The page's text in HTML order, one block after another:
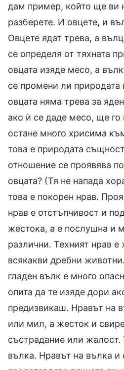
дам пример, който ще ви
разберете. И овцете, и
Овцете ядат трева, а
се определя от тяхната
овцата изяде месо, а
се промени ли природата
овцата няма трева за
ако ѝ се даде месо, ще
остане много хрисима
това е природата
отношение се проявява
овцата? (Тя не напада
това е покорен нрав.
нрав е отстъпчивост и
жестока, а е послушна и
различни. Техният нрав е
всякакви дребни
гладен вълк е много
опита да те изяде дори
предизвикаш. Нравът на
или мил, а жесток и
състрадание или жалост.
вълка. Нравът на вълка и